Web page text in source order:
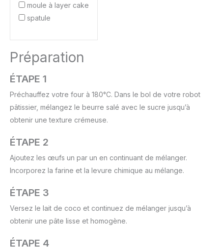
moule à layer cake
spatule
Préparation
ÉTAPE 1
Préchauffez votre four à 180°C. Dans le bol de votre robot
pâtissier, mélangez le beurre salé avec le sucre jusqu’à
obtenir une texture crémeuse.
ÉTAPE 2
Ajoutez les œufs un par un en continuant de mélanger.
Incorporez la farine et la levure chimique au mélange.
ÉTAPE 3
Versez le lait de coco et continuez de mélanger jusqu’à
obtenir une pâte lisse et homogène.
ÉTAPE 4